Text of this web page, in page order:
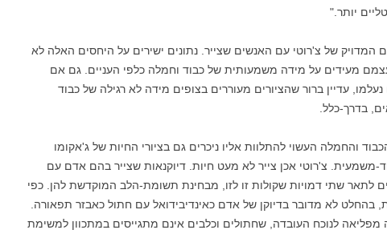
יותר."
של צ'רוטי עם האנשים שצייר. נתונים ישירים על היחסים האלה לא
מעידים על מידה משמעותית של כבוד וחמלה כלפי העניים. גם אם
עדיין ברור שהציורים מעוררים בצופים מידה לא רגילה של כבוד
בדרך-כלל.
והחמלה העשוי להתלוות אליו ניכרים גם בציורי החיות של ג'אקומו
משמעית. צ'רוטי אכן צייר לא מעט חיות. דיוקנאות שצייר בהם אדם עם
לתאר שתי דמויות שקולות זו לזו, מבחינת תשומת-הלב המוקדשת להן. כפי
בהחלט לא מדובר בדיוקן של אדם כאינדיבידואל עם חתול כאבזר תפאורה.
מפליאה לנוכח העובדה, שחתולים וכלבים אינם מתגייסים במתכוון למשימת